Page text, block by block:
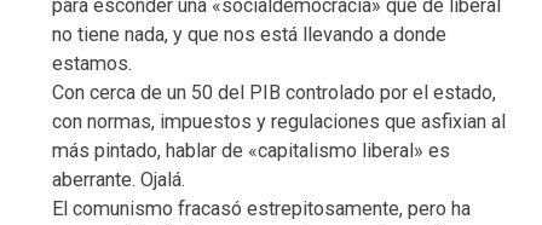
para esconder una «socialdemocracia» que de liberal
no tiene nada, y que nos está llevando a donde
estamos.
Con cerca de un 50 del PIB controlado por el estado,
con normas, impuestos y regulaciones que asfixian al
más pintado, hablar de «capitalismo liberal» es
aberrante. Ojalá.
El comunismo fracasó estrepitosamente, pero ha